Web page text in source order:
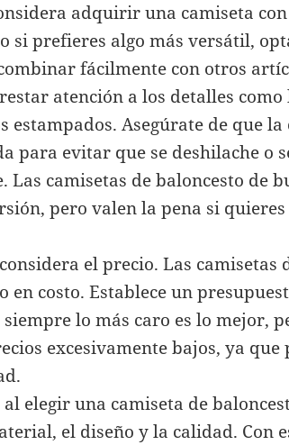
adquirir una camiseta
si prefieres algo más versátil,
fácilmente con otros
atención a los detalles
estampados. Asegúrate de que
para evitar que se deshilache o
Las camisetas de baloncesto de
pero valen la pena si
el precio. Las camisetas
en costo. Establece un
lo más caro es lo mejor,
excesivamente bajos, ya
elegir una camiseta de
el diseño y la calidad. Con